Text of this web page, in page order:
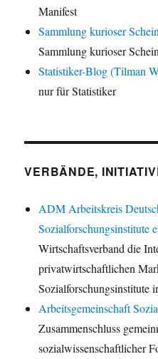
Manifest
Sammlung kurioser
Sammlung kurioser
Statistiker-Blog (Tilman
nur für Statistiker
VERBÄNDE,
ADM Arbeitskreis
Sozialforschungsinstitute
Wirtschaftsverband die
privatwirtschaftlichen
Sozialforschungsinstitute
Arbeitsgemeinschaft
Zusammenschluss
sozialwissenschaftlicher